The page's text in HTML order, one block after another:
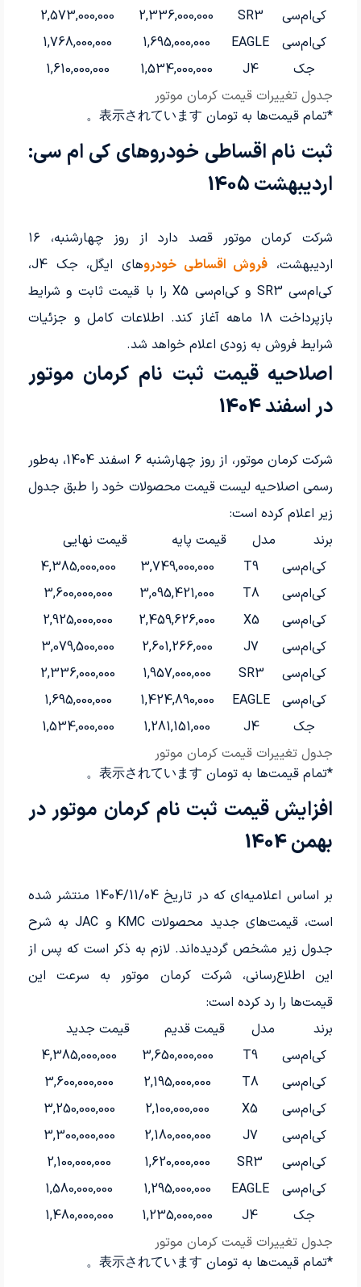
جدول تغییرات قیمت کرمان موتور
کی‌ام‌سی
SR3
2,336,000,000
2,573,000,000
کی‌ام‌سی
EAGLE
1,695,000,000
1,768,000,000
جک
J4
1,534,000,000
1,610,000,000
*تمام قیمت‌ها به تومان 表示されています。
ثبت نام اقساطی خودروهای کی ام سی:
اردیبهشت 1405
شرکت کرمان موتور قصد دارد از روز چهارشنبه، ۱۶
اردیبهشت، فروش اقساطی خودرو
های ایگل، جک J4،
کی‌ام‌سی SR3 و کی‌ام‌سی X5 را با قیمت ثابت و شرایط
بازپرداخت ۱۸ ماهه آغاز کند. اطلاعات کامل و جزئیات
شرایط فروش به زودی اعلام خواهد شد.
اصلاحیه قیمت ثبت نام کرمان موتور
در اسفند 1404
شرکت کرمان موتور، از روز چهارشنبه 6 اسفند 1404، به‌طور
رسمی اصلاحیه لیست قیمت محصولات خود را طبق جدول
زیر اعلام کرده است:
جدول تغییرات قیمت کرمان موتور
برند مدل قیمت پایه
قیمت نهایی
کی‌ام‌سی
T9
3,749,000,000
4,385,000,000
کی‌ام‌سی
T8
3,095,421,000
3,600,000,000
کی‌ام‌سی
X5
2,459,626,000
2,925,000,000
کی‌ام‌سی
J7
2,601,266,000
3,079,500,000
کی‌ام‌سی
SR3
1,957,000,000
2,336,000,000
کی‌ام‌سی
EAGLE
1,424,890,000
1,695,000,000
جک
J4
1,281,151,000
1,534,000,000
*تمام قیمت‌ها به تومان 表示されています。
افزایش قیمت ثبت نام کرمان موتور در
بهمن 1404
بر اساس اعلامیه‌ای که در تاریخ 1404/11/04 منتشر شده
است، قیمت‌های جدید محصولات KMC و JAC به شرح
جدول زیر مشخص گردیده‌اند. لازم به ذکر است که پس از
این اطلاع‌رسانی، شرکت کرمان موتور به سرعت این
قیمت‌ها را رد کرده است:
جدول تغییرات قیمت کرمان موتور
برند مدل قیمت قدیم
قیمت جدید
کی‌ام‌سی
T9
3,650,000,000
4,385,000,000
کی‌ام‌سی
T8
2,195,000,000
3,600,000,000
کی‌ام‌سی
X5
2,100,000,000
3,250,000,000
کی‌ام‌سی
J7
2,180,000,000
3,300,000,000
کی‌ام‌سی
SR3
1,620,000,000
2,100,000,000
کی‌ام‌سی
EAGLE
1,295,000,000
1,580,000,000
جک
J4
1,235,000,000
1,480,000,000
*تمام قیمت‌ها به تومان 表示されています。